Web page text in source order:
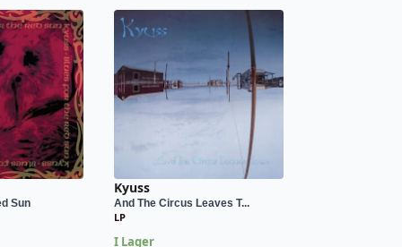
Sun
Kyuss
And The Circus Leaves T...
LP
I Lager